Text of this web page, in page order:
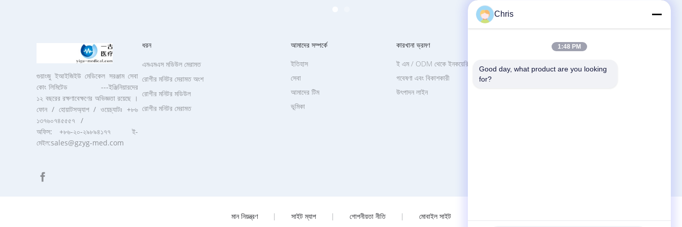
গুয়াংজু ইআইজিইউ মেডিকেল সরঞ্জাম সেবা
কোং লিমিটেড ---ইঞ্জিনিয়ারদের
১২ বছরের রক্ষণাবেক্ষণের অভিজ্ঞতা রয়েছে ।
ফোন / হোয়াটসঅ্যাপ / ওয়েচ্যাটঃ +৮৬
১৩৭৬০৭৪৫৫৫৭ /
অফিস: +৮৬-২০-২৯৮৯৪১৭৭ ই-
মেইল:sales@gzyg-med.com
ধরন
রোগীর মনিটর মেরামত
এমএমএস মডিউল মেরামত
রোগীর মনিটর মেরামত অংশ
রোগীর মনিটর মডিউল
আমাদের সম্পর্কে
ভূমিকা
ইতিহাস
সেবা
আমাদের টিম
কারখানা ভ্রমণ
উৎপাদন লাইন
ই এম / ODM থেকে ইনকয়েরি
গবেষণা এবং বিকাশকারী
আমাদের সাথে যোগাযোগ করুন
Service Co.,Ltd
মান নিয়ন্ত্রণ | সাইট ম্যাপ | গোপনীয়তা নীতি | মোবাইল সাইট
Chris
1:48 PM
Good day, what product are you looking
for?